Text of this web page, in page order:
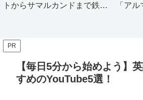
トからサマルカンドまで鉄道
「ア
PR
【毎日5分から始めよう】
すめのYouTube5選！